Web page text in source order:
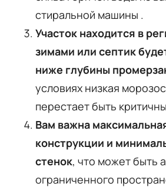
стиральной машины .
Участок находится в
зимами или септик
ниже глубины
условиях низкая
перестает быть
Вам важна
конструкции и
стенок, что может быть
ограниченного